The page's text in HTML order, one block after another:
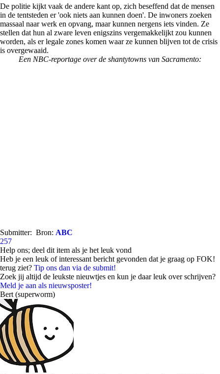
De politie kijkt vaak de andere kant op, zich beseffend dat de mensen
in de tentsteden er 'ook niets aan kunnen doen'. De inwoners zoeken
massaal naar werk en opvang, maar kunnen nergens iets vinden. Ze
stellen dat hun al zware leven enigszins vergemakkelijkt zou kunnen
worden, als er legale zones komen waar ze kunnen blijven tot de crisis
is overgewaaid.
Een NBC-reportage over de shantytowns van Sacramento:
Submitter: Bron: ABC
257
Help ons; deel dit item als je het leuk vond
Heb je een leuk of interessant bericht gevonden dat je graag op FOK!
terug ziet? Tip ons dan via de submit!
Zoek jij altijd de leukste nieuwtjes en kun je daar leuk over schrijven?
Meld je aan als nieuwsposter!
Bert (superworm)